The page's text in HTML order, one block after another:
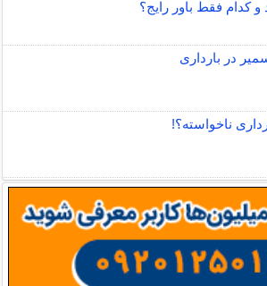
و کدام فقط باور رایج؟
در بارداری
ناخواسته؟!